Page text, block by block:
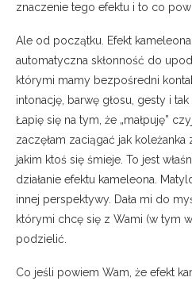
znaczenie tego efektu i to co
Ale od początku. Efekt
automatyczna skłonność do
którymi mamy bezpośredni
intonację, barwę głosu, gesty i
Łapię się na tym, że „małpuję”
zaczęłam zaciągać jak
jakim ktoś się śmieje. To jest
działanie efektu kameleona.
innej perspektywy. Dała mi do
którymi chcę się z Wami (w tym
podzielić.
Co jeśli powiem Wam, że efekt